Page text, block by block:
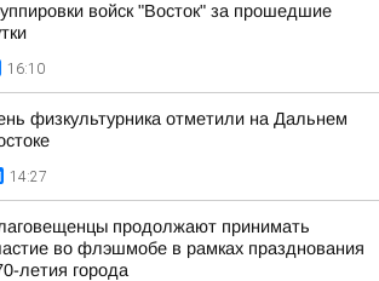
войск "Восток" за прошедшие
16:10
физкультурника отметили на Дальнем
14:27
продолжают принимать
во флэшмобе в рамках празднования
летия города